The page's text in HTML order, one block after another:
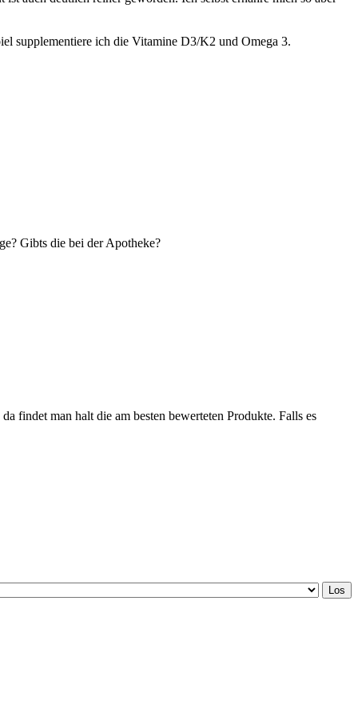
supplementiere ich die Vitamine D3/K2 und Omega 3.
Gibts die bei der Apotheke?
findet man halt die am besten bewerteten Produkte. Falls es